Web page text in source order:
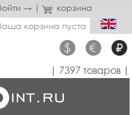
→ |
корзина
корзина пуста
$ € ₽
| 7397 товаров |